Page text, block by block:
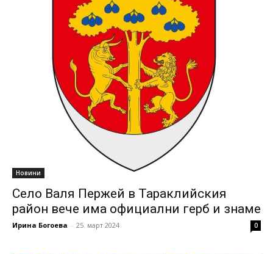
Новини
Село Валя Пержей в Тараклийския
район вече има официални герб и знаме
Ирина Богоева - 25. март 2024 0